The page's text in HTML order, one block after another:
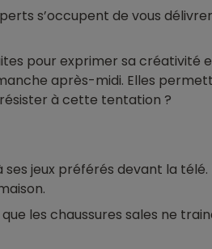
s’occupent de vous
pour exprimer sa créativité
après-midi. Elles
à cette tentation ?
jeux préférés devant la
les chaussures sales ne